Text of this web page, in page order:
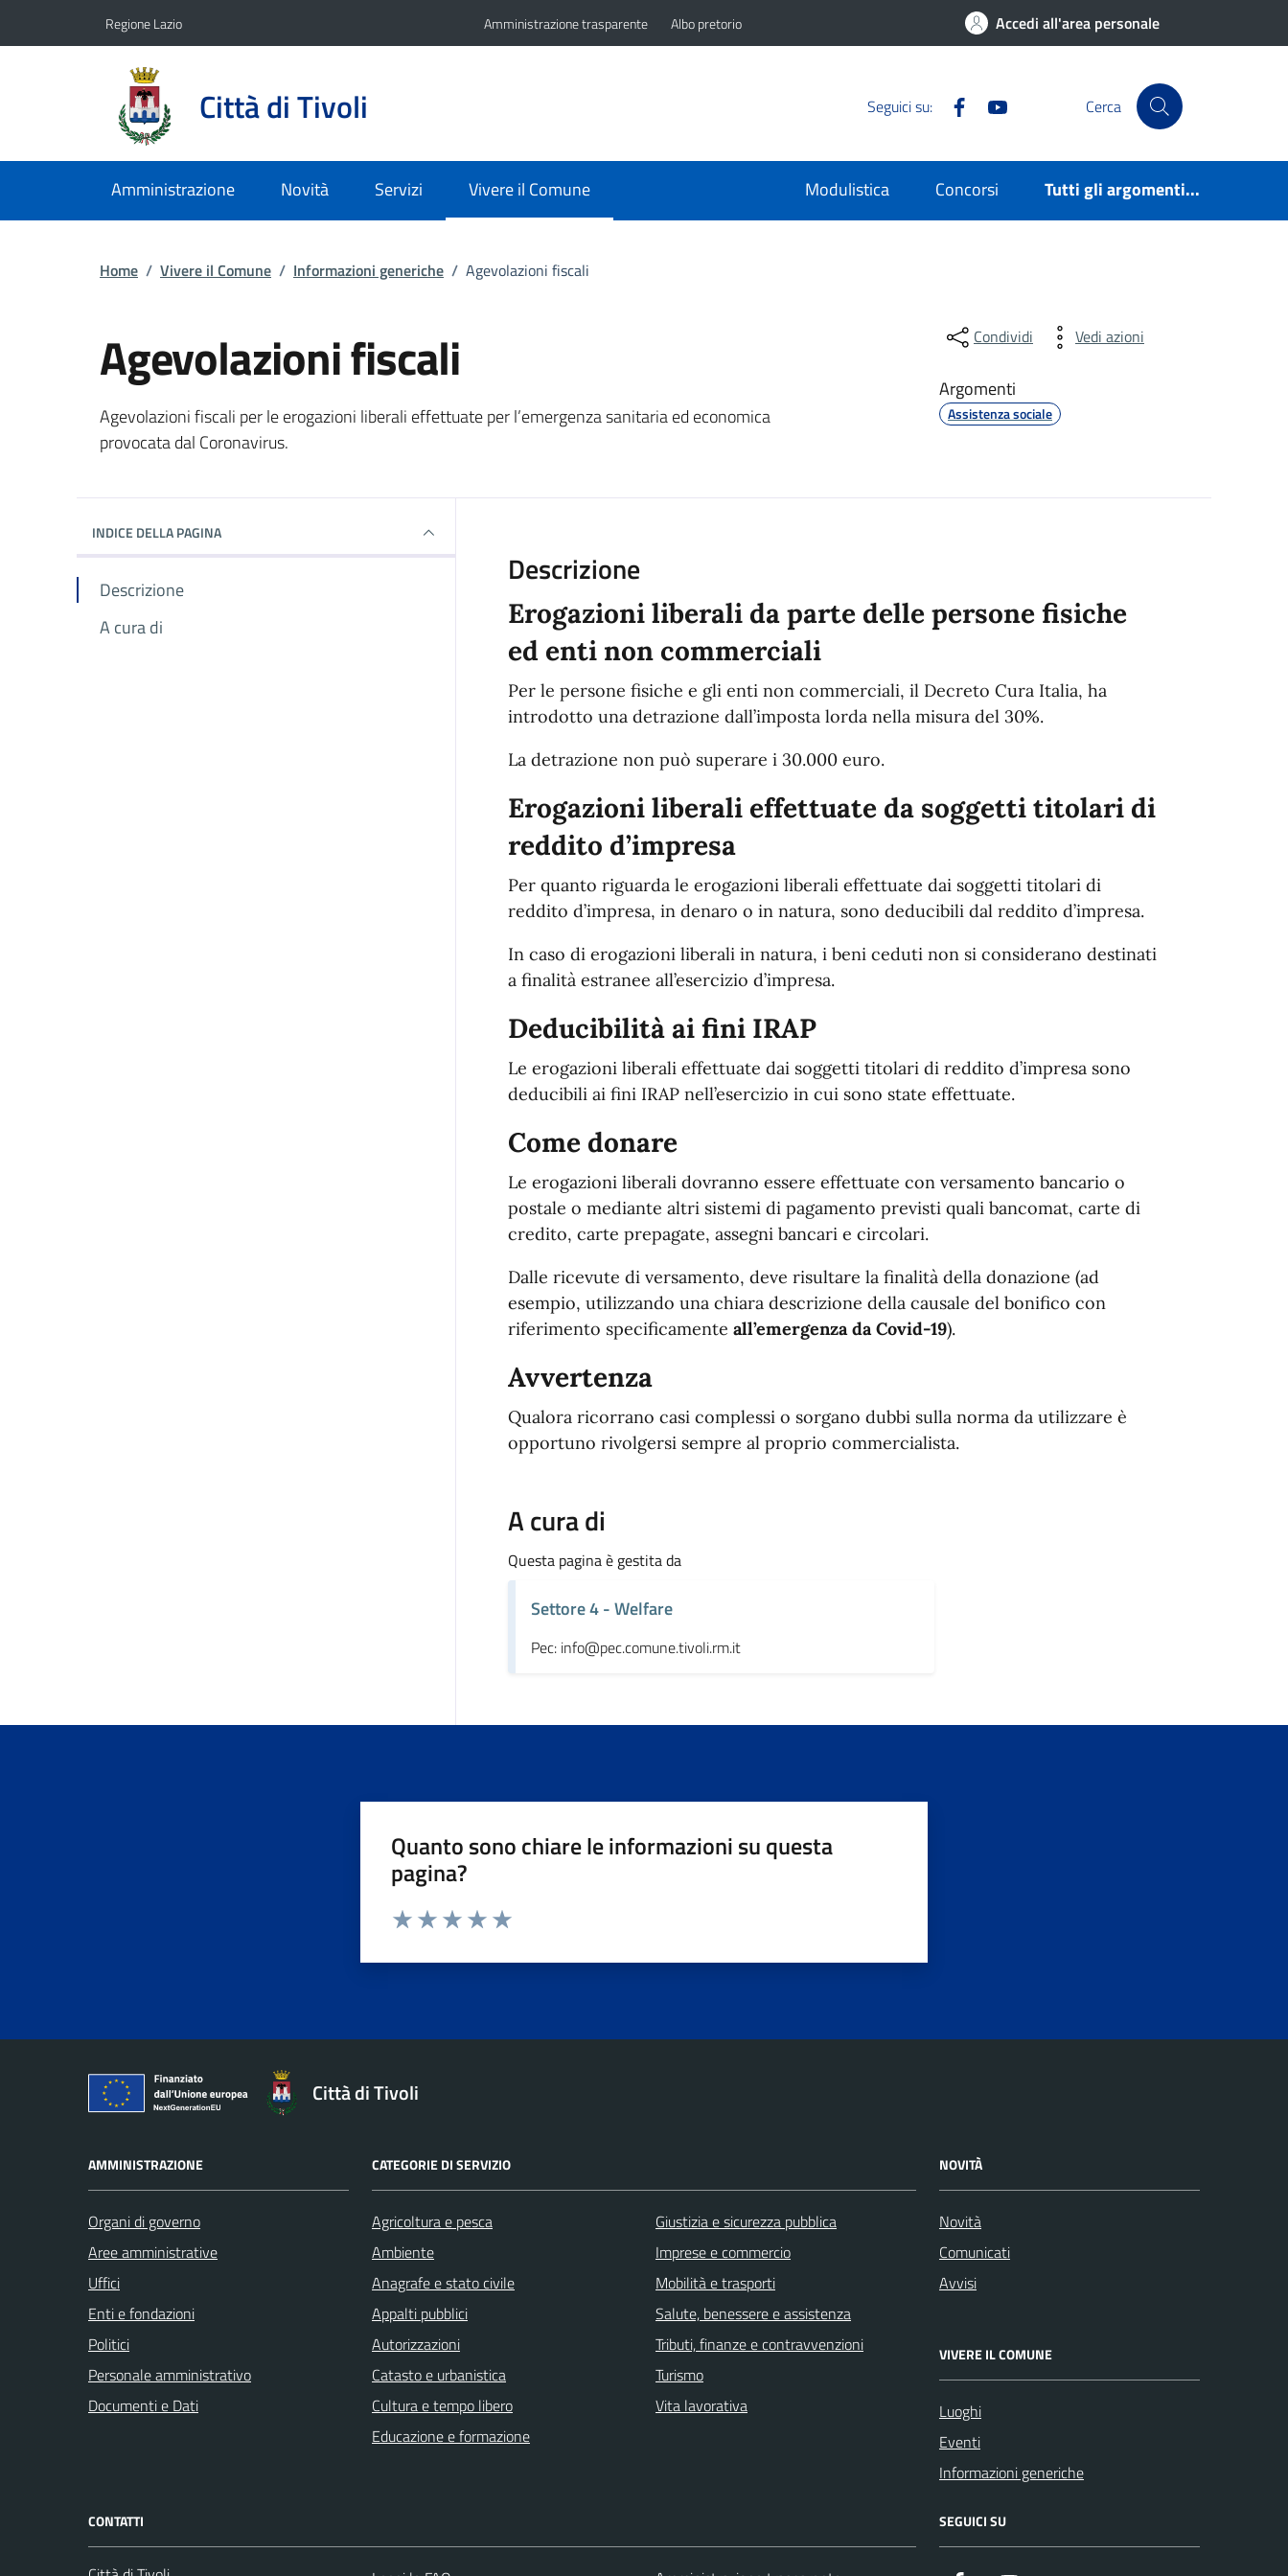
Regione Lazio Amministrazione trasparente Albo pretorio Accedi all'area personale
Città di Tivoli Seguici su: Facebook Cerca
Amministrazione Novità Servizi Vivere il Comune Modulistica Concorsi Tutti gli argomenti...
Home / Vivere il Comune / Informazioni generiche / Agevolazioni fiscali
Agevolazioni fiscali
Dettagli dell'informazione generica
Agevolazioni fiscali per le erogazioni liberali effettuate per l’emergenza sanitaria ed economica
provocata dal Coronavirus.
Condividi Vedi azioni
Argomenti
Assistenza sociale
INDICE DELLA PAGINA
Descrizione
A cura di
Descrizione
Erogazioni liberali da parte delle persone fisiche
ed enti non commerciali
Per le persone fisiche e gli enti non commerciali, il Decreto Cura Italia, ha
introdotto una detrazione dall’imposta lorda nella misura del 30%.
La detrazione non può superare i 30.000 euro.
Erogazioni liberali effettuate da soggetti titolari di
reddito d’impresa
Per quanto riguarda le erogazioni liberali effettuate dai soggetti titolari di
reddito d’impresa, in denaro o in natura, sono deducibili dal reddito d’impresa.
In caso di erogazioni liberali in natura, i beni ceduti non si considerano destinati
a finalità estranee all’esercizio d’impresa.
Deducibilità ai fini IRAP
Le erogazioni liberali effettuate dai soggetti titolari di reddito d’impresa sono
deducibili ai fini IRAP nell’esercizio in cui sono state effettuate.
Come donare
Le erogazioni liberali dovranno essere effettuate con versamento bancario o
postale o mediante altri sistemi di pagamento previsti quali bancomat, carte di
credito, carte prepagate, assegni bancari e circolari.
Dalle ricevute di versamento, deve risultare la finalità della donazione (ad
esempio, utilizzando una chiara descrizione della causale del bonifico con
riferimento specificamente all’emergenza da Covid-19).
Avvertenza
Qualora ricorrano casi complessi o sorgano dubbi sulla norma da utilizzare è
opportuno rivolgersi sempre al proprio commercialista.
A cura di
Questa pagina è gestita da
Settore 4 - Welfare
Pec: info@pec.comune.tivoli.rm.it
Quanto sono chiare le informazioni su questa
pagina?
Valuta da 1 a 5 stelle la pagina
Città di Tivoli
AMMINISTRAZIONE
Organi di governo
Aree amministrative
Uffici
Enti e fondazioni
Politici
Personale amministrativo
Documenti e Dati
CATEGORIE DI SERVIZIO
Agricoltura e pesca
Ambiente
Anagrafe e stato civile
Appalti pubblici
Autorizzazioni
Catasto e urbanistica
Cultura e tempo libero
Educazione e formazione
Giustizia e sicurezza pubblica
Imprese e commercio
Mobilità e trasporti
Salute, benessere e assistenza
Tributi, finanze e contravvenzioni
Turismo
Vita lavorativa
NOVITÀ
Novità
Comunicati
Avvisi
VIVERE IL COMUNE
Luoghi
Eventi
Informazioni generiche
CONTATTI SEGUICI SU